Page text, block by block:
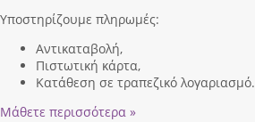
Υποστηρίζουμε πληρωμές:
Αντικαταβολή,
Πιστωτική κάρτα,
Κατάθεση σε τραπεζικό λογαριασμό.
Μάθετε περισσότερα »